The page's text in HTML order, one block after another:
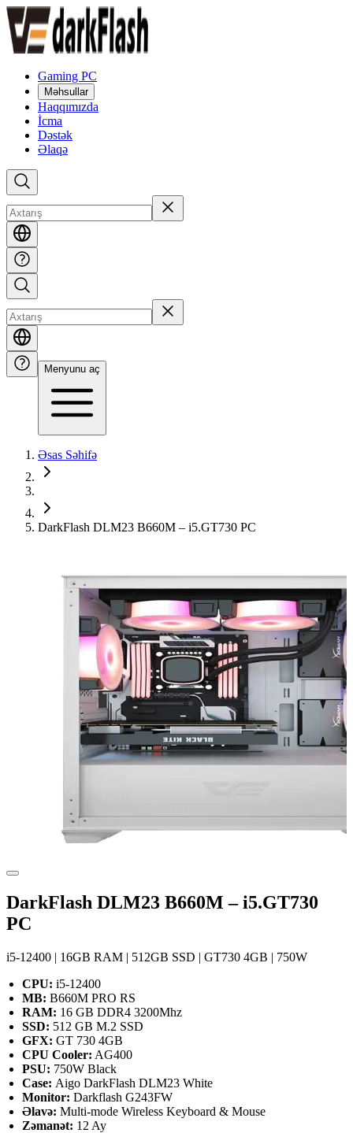
Gaming PC
Məhsullar
Haqqımızda
İcma
Dəstək
Əlaqə
Menyunu aç
Əsas Səhifə
DarkFlash DLM23 B660M – i5.GT730 PC
DarkFlash DLM23 B660M – i5.GT730
PC
i5-12400 | 16GB RAM | 512GB SSD | GT730 4GB | 750W
CPU: i5-12400
MB: B660M PRO RS
RAM: 16 GB DDR4 3200Mhz
SSD: 512 GB M.2 SSD
GFX: GT 730 4GB
CPU Cooler: AG400
PSU: 750W Black
Case: Aigo DarkFlash DLM23 White
Monitor: Darkflash G243FW
Əlavə: Multi-mode Wireless Keyboard & Mouse
Zəmanət: 12 Ay